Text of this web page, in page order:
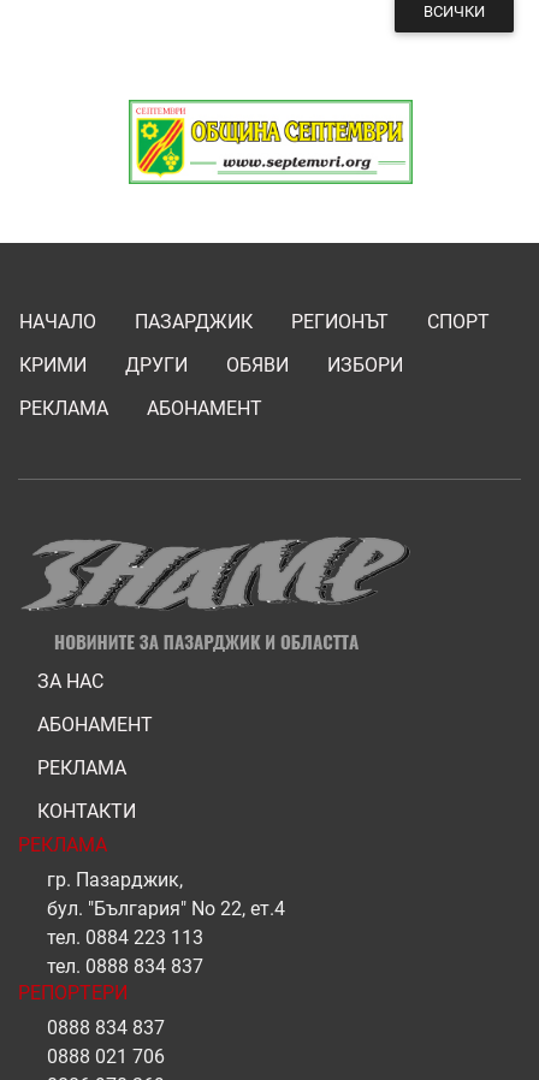
ВСИЧКИ
НАЧАЛО ПАЗАРДЖИК РЕГИОНЪТ
СПОРТ
КРИМИ
ДРУГИ ОБЯВИ
ИЗБОРИ
РЕКЛАМА
АБОНАМЕНТ
ЗА НАС
АБОНАМЕНТ
РЕКЛАМА
КОНТАКТИ
РЕКЛАМА
гр. Пазарджик,
бул. "България" No 22, ет.4
тел. 0884 223 113
тел. 0888 834 837
РЕПОРТЕРИ
0888 834 837
0888 021 706